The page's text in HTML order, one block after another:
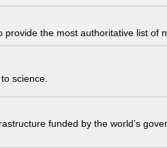
the most authoritative list of
science.
funded by the world’s